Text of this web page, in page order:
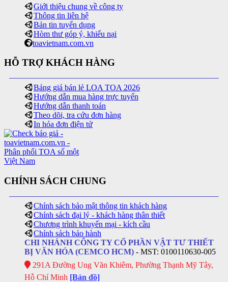
Giới thiệu chung về công ty
Thông tin liên hệ
Bản tin tuyển dụng
Hòm thư góp ý, khiếu nại
toavietnam.com.vn
HỖ TRỢ KHÁCH HÀNG
Bảng giá bán lẻ LOA TOA 2026
Hướng dẫn mua hàng trực tuyến
Hướng dẫn thanh toán
Theo dõi, tra cứu đơn hàng
In hóa đơn điện tử
CHÍNH SÁCH CHUNG
Chính sách bảo mật thông tin khách hàng
Chính sách đại lý - khách hàng thân thiết
Chương trình khuyến mại - kích cầu
Chính sách bảo hành
CHI NHÁNH CÔNG TY CỔ PHẦN VẬT TƯ THIẾT
BỊ VĂN HÓA (CEMCO HCM) - MST: 0100110630-005
291A Đường Ung Văn Khiêm, Phường Thạnh Mỹ Tây,
Hỗ Chí Minh [Bản đồ]